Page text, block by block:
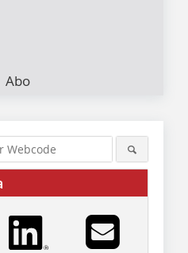
Abo